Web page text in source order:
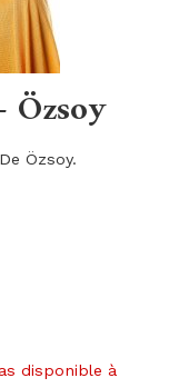
Özsoy
Özsoy.
disponible à